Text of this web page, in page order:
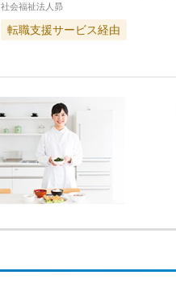
社会福祉法人昴
転職支援サービス経由